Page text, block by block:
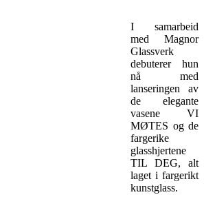
I samarbeid
med Magnor
Glassverk
debuterer hun
nå med
lanseringen av
de elegante
vasene VI
MØTES og de
fargerike
glasshjertene
TIL DEG, alt
laget i fargerikt
kunstglass.